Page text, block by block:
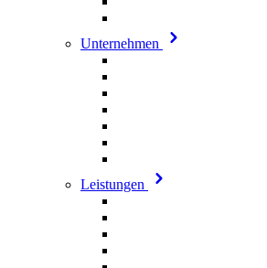
Unternehmen
Leistungen